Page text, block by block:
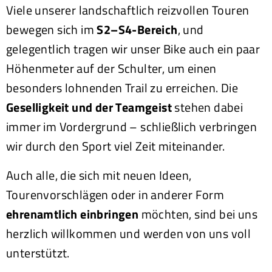
Viele unserer landschaftlich reizvollen Touren
bewegen sich imS2–S4-Bereich, und
gelegentlich tragen wir unser Bike auch ein paar
Höhenmeter auf der Schulter, um einen
besonders lohnenden Trail zu erreichen. Die
Geselligkeit und der Teamgeiststehen dabei
immer im Vordergrund – schließlich verbringen
wir durch den Sport viel Zeit miteinander.
Auch alle, die sich mit neuen Ideen,
Tourenvorschlägen oder in anderer Form
ehrenamtlich einbringen möchten, sind bei uns
herzlich willkommen und werden von uns voll
unterstützt.